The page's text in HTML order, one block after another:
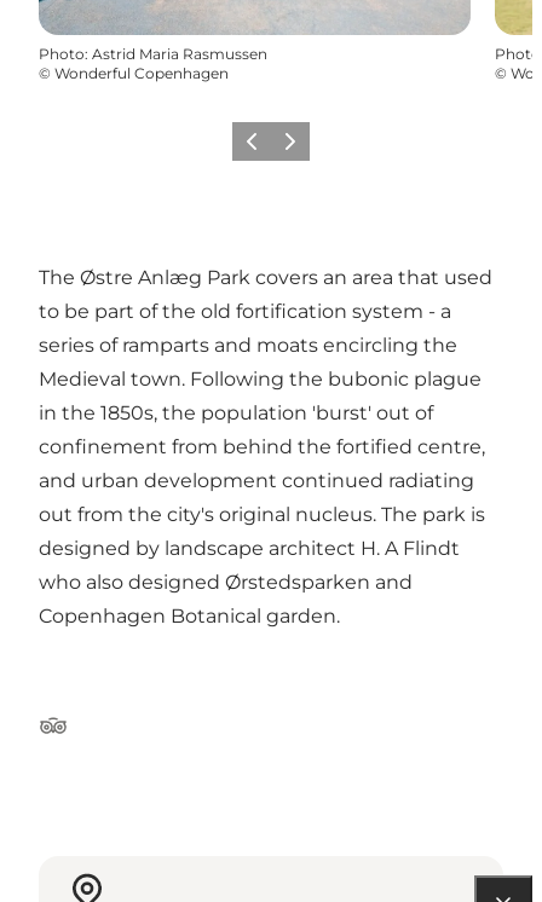
Photo: Astrid Maria Rasmussen
© Wonderful Copenhagen
Photo
©
PrécédentSuivant
The Østre Anlæg Park covers an area that used
to be part of the old fortification system - a
series of ramparts and moats encircling the
Medieval town. Following the bubonic plague
in the 1850s, the population 'burst' out of
confinement from behind the fortified centre,
and urban development continued radiating
out from the city's original nucleus. The park is
designed by landscape architect H. A Flindt
who also designed Ørstedsparken and
Copenhagen Botanical garden.
Tripadvisor